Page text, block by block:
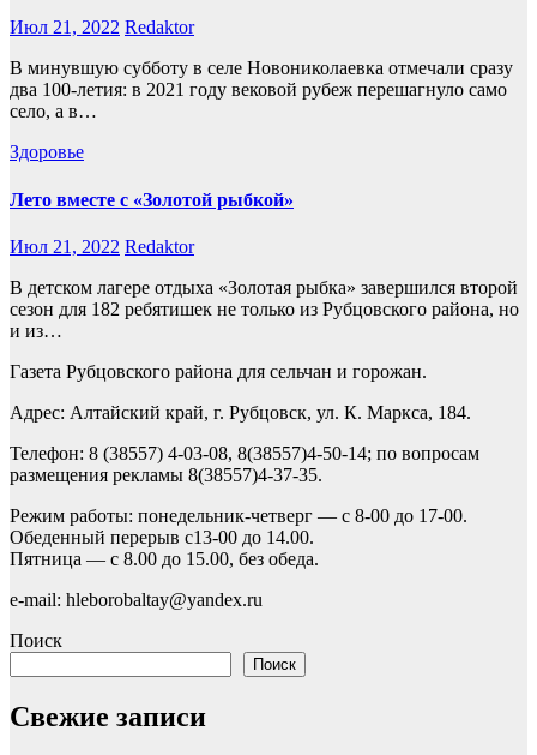
Июл 21, 2022 Redaktor
В минувшую субботу в селе Новониколаевка отмечали сразу
два 100-летия: в 2021 году вековой рубеж перешагнуло само
село, а в…
Здоровье
Лето вместе с «Золотой рыбкой»
Июл 21, 2022 Redaktor
В детском лагере отдыха «Золотая рыбка» завершился второй
сезон для 182 ребятишек не только из Рубцовского района, но
и из…
Газета Рубцовского района для сельчан и горожан.
Адрес: Алтайский край, г. Рубцовск, ул. К. Маркса, 184.
Телефон: 8 (38557) 4-03-08, 8(38557)4-50-14; по вопросам
размещения рекламы 8(38557)4-37-35.
Режим работы: понедельник-четверг — с 8-00 до 17-00.
Обеденный перерыв с13-00 до 14.00.
Пятница — с 8.00 до 15.00, без обеда.
e-mail: hleborobaltay@yandex.ru
Поиск
Поиск
Свежие записи